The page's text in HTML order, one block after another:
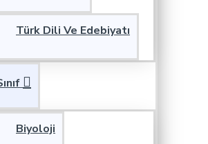
Türk Dili Ve Edebiyatı
Biyoloji